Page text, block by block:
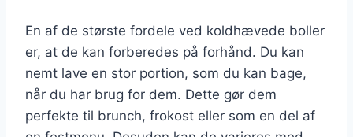
En af de største fordele ved koldhævede boller
er, at de kan forberedes på forhånd. Du kan
nemt lave en stor portion, som du kan bage,
når du har brug for dem. Dette gør dem
perfekte til brunch, frokost eller som en del af